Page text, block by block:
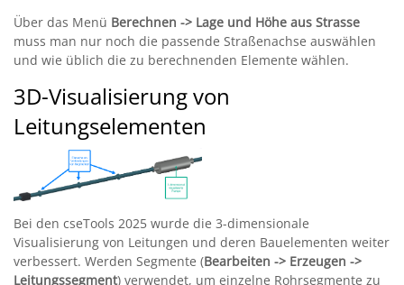
Über das Menü Berechnen -> Lage und Höhe aus Strasse
muss man nur noch die passende Straßenachse auswählen
und wie üblich die zu berechnenden Elemente wählen.
3D-Visualisierung von
Leitungselementen
Bei den cseTools 2025 wurde die 3-dimensionale
Visualisierung von Leitungen und deren Bauelementen weiter
verbessert. Werden Segmente (Bearbeiten -> Erzeugen ->
Leitungssegment) verwendet, um einzelne Rohrsegmente zu